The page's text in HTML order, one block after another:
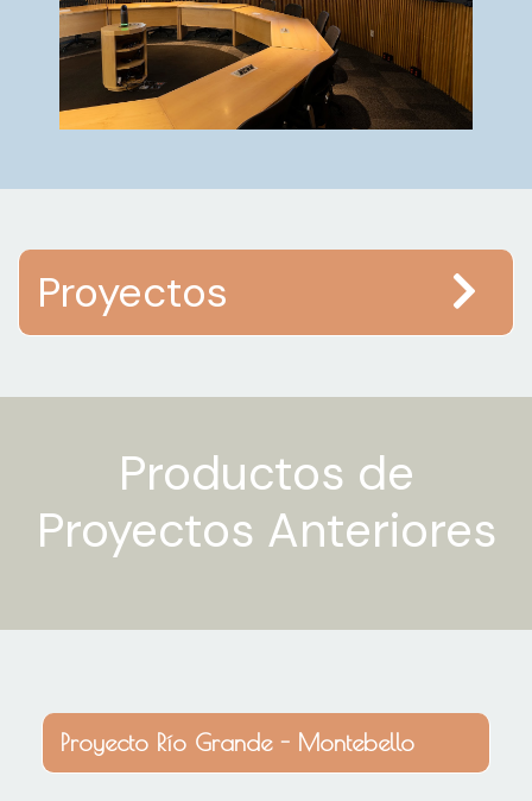
Proyectos
Productos de
Proyectos Anteriores
Proyecto Río Grande - Montebello